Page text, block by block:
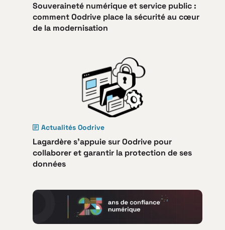
Souveraineté numérique et service public :
comment Oodrive place la sécurité au cœur
de la modernisation
Actualités Oodrive
Lagardère s’appuie sur Oodrive pour
collaborer et garantir la protection de ses
données